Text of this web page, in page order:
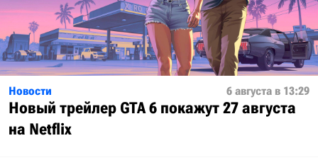
Новости 6 августа в 13:29
Новый трейлер GTA 6 покажут 27 августа
на Netflix